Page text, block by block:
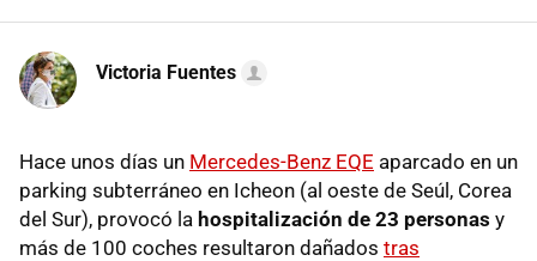
Victoria Fuentes
Hace unos días un Mercedes-Benz EQE aparcado en un
parking subterráneo en Icheon (al oeste de Seúl, Corea
del Sur), provocó la hospitalización de 23 personas y
más de 100 coches resultaron dañados tras